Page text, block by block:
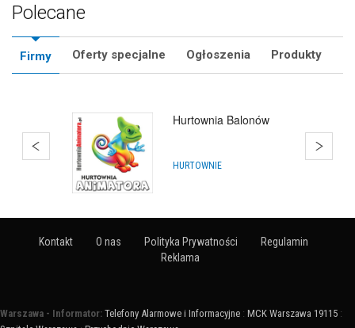
Polecane
Firmy Oferty specjalne Ogłoszenia Produkty
Hurtownia Animatora
HURTOWNIE
Kontakt O nas Polityka Prywatności
Regulamin
Reklama
Warszawa - Informator: Telefony Alarmowe i Informacyjne : MCK Warszawa 19115 :